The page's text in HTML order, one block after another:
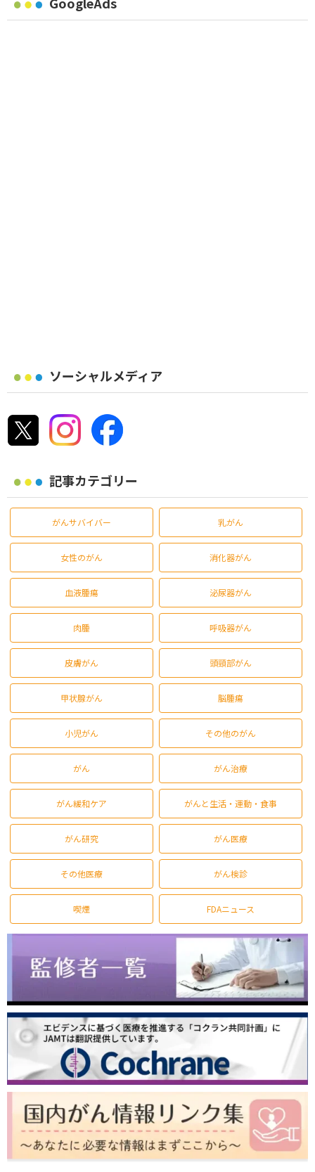
ソーシャルメディア
記事カテゴリー
がんサバイバー 乳がん
女性のがん 消化器がん
血液腫瘍 泌尿器がん
肉腫 呼吸器がん
皮膚がん 頭頸部がん
甲状腺がん 脳腫瘍
小児がん その他のがん
がん がん治療
がん緩和ケア がんと生活・運動・食事
がん研究 がん医療
その他医療 がん検診
喫煙 FDAニュース